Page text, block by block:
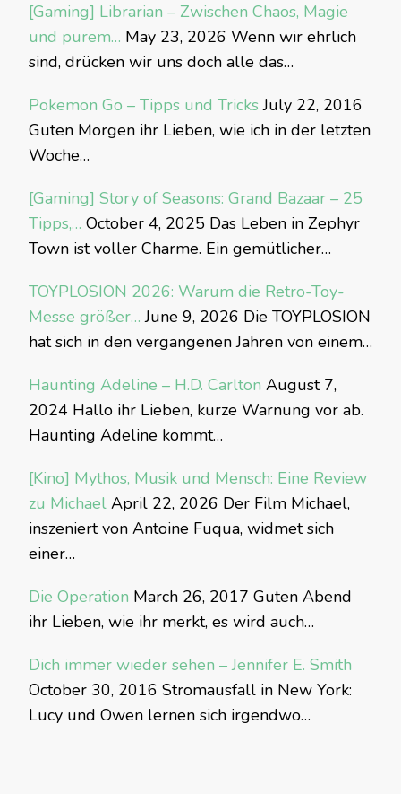
[Gaming] Librarian – Zwischen Chaos, Magie
und purem… May 23, 2026 Wenn wir ehrlich
sind, drücken wir uns doch alle das…
Pokemon Go – Tipps und Tricks July 22, 2016
Guten Morgen ihr Lieben, wie ich in der letzten
Woche…
[Gaming] Story of Seasons: Grand Bazaar – 25
Tipps,… October 4, 2025 Das Leben in Zephyr
Town ist voller Charme. Ein gemütlicher…
TOYPLOSION 2026: Warum die Retro-Toy-
Messe größer… June 9, 2026 Die TOYPLOSION
hat sich in den vergangenen Jahren von einem…
Haunting Adeline – H.D. Carlton August 7,
2024 Hallo ihr Lieben, kurze Warnung vor ab.
Haunting Adeline kommt…
[Kino] Mythos, Musik und Mensch: Eine Review
zu Michael April 22, 2026 Der Film Michael,
inszeniert von Antoine Fuqua, widmet sich
einer…
Die Operation March 26, 2017 Guten Abend
ihr Lieben, wie ihr merkt, es wird auch…
Dich immer wieder sehen – Jennifer E. Smith
October 30, 2016 Stromausfall in New York:
Lucy und Owen lernen sich irgendwo…